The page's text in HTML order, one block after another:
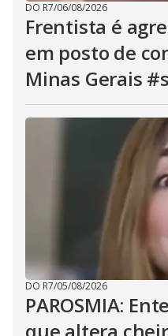
DO R7/06/08/2026
Frentista é
em posto de
Minas Gerais
DO R7/05/08/2026
PAROSMIA: